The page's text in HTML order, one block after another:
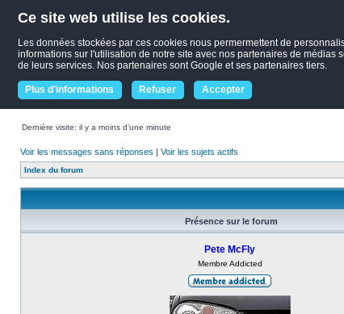
Ce site web utilise les cookies.
Les données stockées par ces cookies nous permermettent de
informations sur l'utilisation de notre site avec nos partenaires de
de leurs services. Nos partenaires sont Google et ses partenaires tiers.
Plus d'informations Refuser Accepter
Dernière visite: il y a moins d’une minute
Voir les messages sans réponses | Voir les sujets actifs
Index du forum
Présence sur le forum
Pete McFly
Membre Addicted